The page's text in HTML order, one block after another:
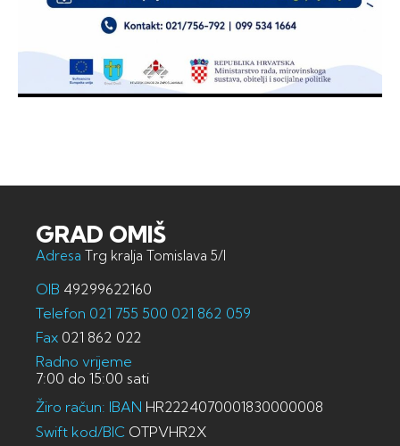
GRAD OMIŠ
Adresa Trg kralja Tomislava 5/I
OIB 49299622160
Telefon 021 755 500 021 862 059
Fax 021 862 022
Radno vrijeme
7:00 do 15:00 sati
Žiro račun: IBAN HR2224070001830000008
Swift kod/BIC OTPVHR2X